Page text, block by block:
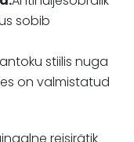
sobib
stiilis nuga
on valmistatud
reisirätik